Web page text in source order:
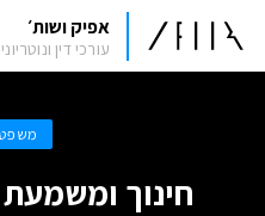
אפיק ושות׳
עורכי דין
חינוך